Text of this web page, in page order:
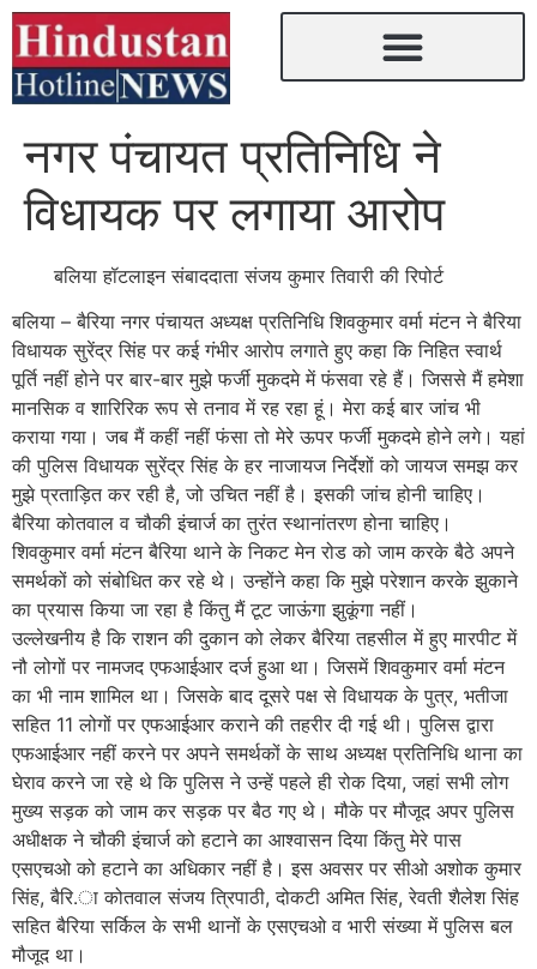
नगर पंचायत प्रतिनिधि ने
विधायक पर लगाया आरोप
बलिया हॉटलाइन संबाददाता संजय कुमार तिवारी की रिपोर्ट
बलिया – बैरिया नगर पंचायत अध्यक्ष प्रतिनिधि शिवकुमार वर्मा मंटन ने बैरिया
विधायक सुरेंद्र सिंह पर कई गंभीर आरोप लगाते हुए कहा कि निहित स्वार्थ
पूर्ति नहीं होने पर बार-बार मुझे फर्जी मुकदमे में फंसवा रहे हैं। जिससे मैं हमेशा
मानसिक व शारिरिक रूप से तनाव में रह रहा हूं। मेरा कई बार जांच भी
कराया गया। जब मैं कहीं नहीं फंसा तो मेरे ऊपर फर्जी मुकदमे होने लगे। यहां
की पुलिस विधायक सुरेंद्र सिंह के हर नाजायज निर्देशों को जायज समझ कर
मुझे प्रताड़ित कर रही है, जो उचित नहीं है। इसकी जांच होनी चाहिए।
बैरिया कोतवाल व चौकी इंचार्ज का तुरंत स्थानांतरण होना चाहिए।
शिवकुमार वर्मा मंटन बैरिया थाने के निकट मेन रोड को जाम करके बैठे अपने
समर्थकों को संबोधित कर रहे थे। उन्होंने कहा कि मुझे परेशान करके झुकाने
का प्रयास किया जा रहा है किंतु मैं टूट जाऊंगा झुकूंगा नहीं।
उल्लेखनीय है कि राशन की दुकान को लेकर बैरिया तहसील में हुए मारपीट में
नौ लोगों पर नामजद एफआईआर दर्ज हुआ था। जिसमें शिवकुमार वर्मा मंटन
का भी नाम शामिल था। जिसके बाद दूसरे पक्ष से विधायक के पुत्र, भतीजा
सहित 11 लोगों पर एफआईआर कराने की तहरीर दी गई थी। पुलिस द्वारा
एफआईआर नहीं करने पर अपने समर्थकों के साथ अध्यक्ष प्रतिनिधि थाना का
घेराव करने जा रहे थे कि पुलिस ने उन्हें पहले ही रोक दिया, जहां सभी लोग
मुख्य सड़क को जाम कर सड़क पर बैठ गए थे। मौके पर मौजूद अपर पुलिस
अधीक्षक ने चौकी इंचार्ज को हटाने का आश्वासन दिया किंतु मेरे पास
एसएचओ को हटाने का अधिकार नहीं है। इस अवसर पर सीओ अशोक कुमार
सिंह, बैरि.ा कोतवाल संजय त्रिपाठी, दोकटी अमित सिंह, रेवती शैलेश सिंह
सहित बैरिया सर्किल के सभी थानों के एसएचओ व भारी संख्या में पुलिस बल
मौजूद था।